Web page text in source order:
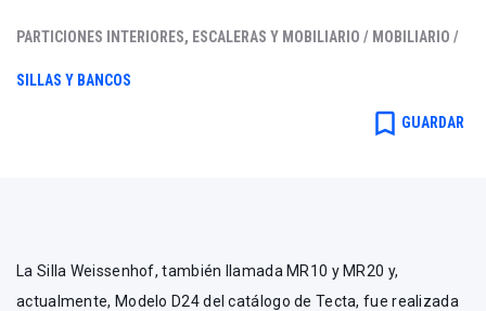
PARTICIONES INTERIORES, ESCALERAS Y MOBILIARIO / MOBILIARIO /
SILLAS Y BANCOS
bookmark_border GUARDAR
La Silla Weissenhof, también llamada MR10 y MR20 y,
actualmente, Modelo D24 del catálogo de Tecta, fue realizada